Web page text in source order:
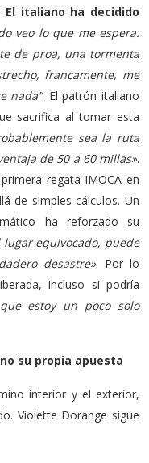
El italiano ha decidido
veo lo que me espera:
de proa, una tormenta
francamente, me
nada”. El patrón italiano
sacrifica al tomar esta
sea la ruta
de 50 a 60 millas».
regata IMOCA en
de simples cálculos. Un
ha reforzado su
lugar equivocado, puede
desastre». Por lo
incluso si podría
que estoy un poco solo
su propia apuesta
interior y el exterior,
Violette Dorange sigue